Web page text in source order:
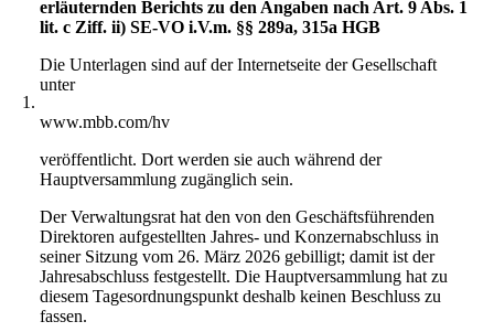
1.
erläuternden Berichts zu den Angaben nach Art. 9 Abs. 1
lit. c Ziff. ii) SE-VO i.V.m. §§ 289a, 315a HGB
Die Unterlagen sind auf der Internetseite der Gesellschaft
unter
www.mbb.com/hv
veröffentlicht. Dort werden sie auch während der
Hauptversammlung zugänglich sein.
Der Verwaltungsrat hat den von den Geschäftsführenden
Direktoren aufgestellten Jahres- und Konzernabschluss in
seiner Sitzung vom 26. März 2026 gebilligt; damit ist der
Jahresabschluss festgestellt. Die Hauptversammlung hat zu
diesem Tagesordnungspunkt deshalb keinen Beschluss zu
fassen.